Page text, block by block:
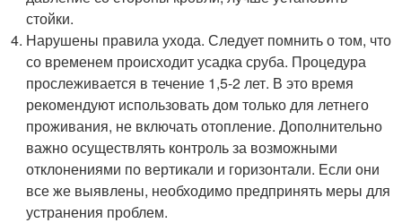
стойки.
Нарушены правила ухода. Следует помнить о том, что
со временем происходит усадка сруба. Процедура
прослеживается в течение 1,5-2 лет. В это время
рекомендуют использовать дом только для летнего
проживания, не включать отопление. Дополнительно
важно осуществлять контроль за возможными
отклонениями по вертикали и горизонтали. Если они
все же выявлены, необходимо предпринять меры для
устранения проблем.